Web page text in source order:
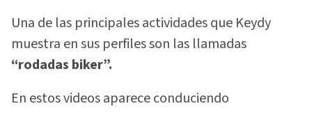
Una de las principales actividades que Keydy
muestra en sus perfiles son las llamadas
“rodadas biker”.
En estos videos aparece conduciendo